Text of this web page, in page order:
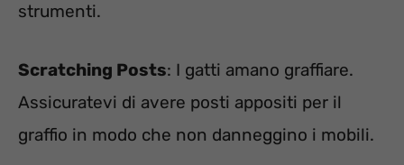
strumenti.
Scratching Posts: I gatti amano graffiare.
Assicuratevi di avere posti appositi per il
graffio in modo che non danneggino i mobili.